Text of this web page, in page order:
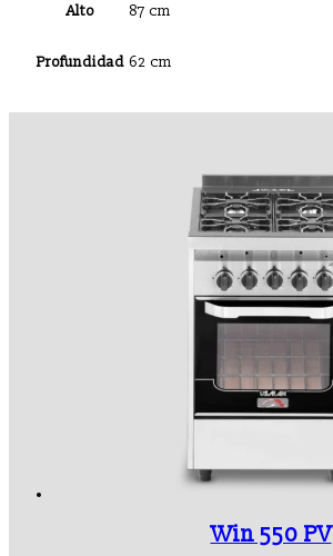
Alto 87 cm
Profundidad 62 cm
Win 550 PV